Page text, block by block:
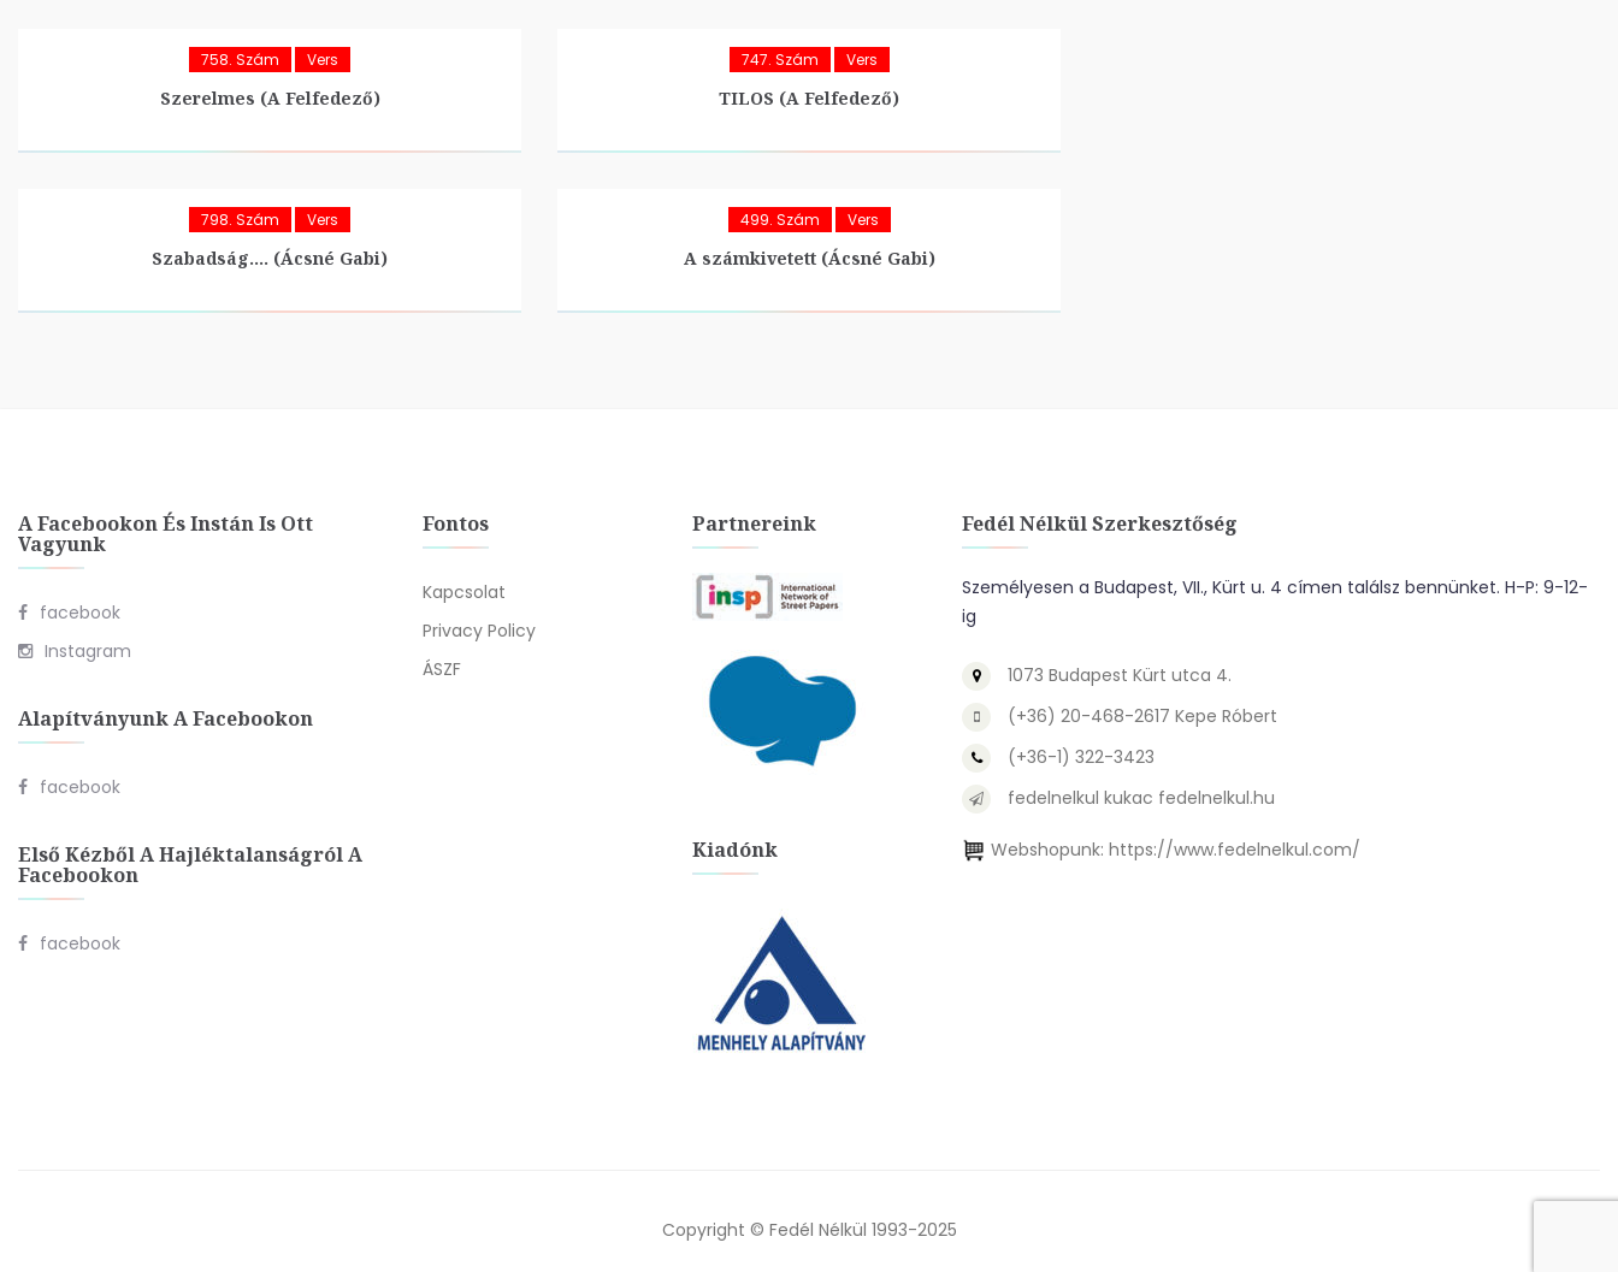
758. Szám Vers
Szerelmes (A Felfedező)
747. Szám Vers
TILOS (A Felfedező)
798. Szám Vers
Szabadság…. (Ácsné Gabi)
499. Szám Vers
A számkivetett (Ácsné Gabi)
A Facebookon És Instán Is Ott
Vagyunk
facebook
Instagram
Alapítványunk A Facebookon
facebook
Első Kézből A Hajléktalanságról A
Facebookon
facebook
Fontos
Kapcsolat
Privacy Policy
ÁSZF
Partnereink
Kiadónk
Fedél Nélkül Szerkesztőség
Személyesen a Budapest, VII., Kürt u. 4 címen találsz bennünket. H-P: 9-12-
ig
1073 Budapest Kürt utca 4.
(+36) 20-468-2617 Kepe Róbert
(+36-1) 322-3423
fedelnelkul kukac fedelnelkul.hu
Webshopunk: https://www.fedelnelkul.com/
Copyright © Fedél Nélkül 1993-2025